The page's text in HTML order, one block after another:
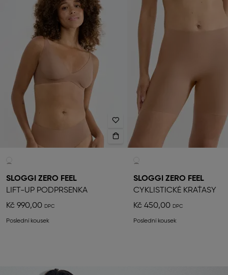
SLOGGI ZERO FEEL
LIFT-UP PODPRSENKA
Kč 990,00
Poslední kousek
SLOGGI ZERO FEEL
CYKLISTICKÉ KRAŤASY
Kč 450,00
Poslední kousek